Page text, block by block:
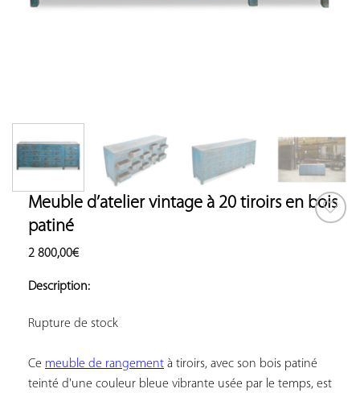
Meuble d’atelier vintage à 20 tiroirs en bois
patiné
2 800,00€
Description:
Rupture de stock
Ce meuble de rangement à tiroirs, avec son bois patiné
teinté d'une couleur bleue vibrante usée par le temps, est